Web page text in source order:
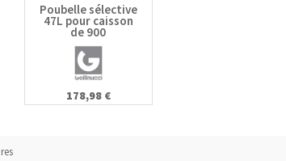
Poubelle sélective
47L pour caisson
de 900
178,98 €